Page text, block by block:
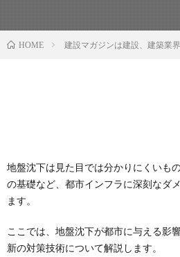
HOME 建設マガジンは建設、建築業
地盤沈下は見た目では分かりにくいも
の基礎など、都市インフラに深刻なダ
ます。
ここでは、地盤沈下が都市に与える影
新の対策技術について解説します。